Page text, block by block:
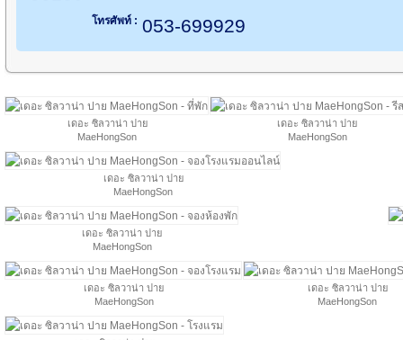
โทรศัพท์ : 053-699929
เดอะ ซิลวาน่า ปาย
MaeHongSon
เดอะ ซิลวาน่า ปาย
MaeHongSon
เดอะ ซิลวาน่า ปาย
MaeHongSon
เดอะ ซิลวาน่า ปาย
MaeHongSon
เดอะ ซิลวาน่า ปาย
MaeHongSon
เดอะ ซิลวาน่า ปาย
MaeHongSon